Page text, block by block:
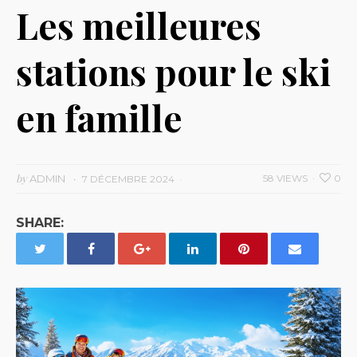
Les meilleures
stations pour le ski
en famille
byADMIN 7 DÉCEMBRE 2024 0
58 VIEWS
SHARE: